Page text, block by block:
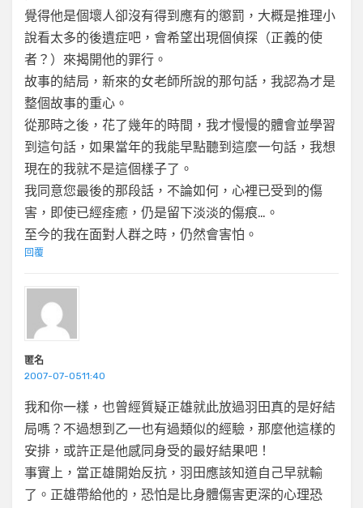
覺得他是個壞人卻沒有得到應有的懲罰，大概是推理小
說看太多的後遺症吧，會希望出現個偵探（正義的使
者？）來揭開他的罪行。
故事的結局，新來的女老師所說的那句話，我認為才是
整個故事的重心。
從那時之後，花了幾年的時間，我才慢慢的體會並學習
到這句話，如果當年的我能早點聽到這麼一句話，我想
現在的我就不是這個樣子了。
我同意您最後的那段話，不論如何，心裡已受到的傷
害，即使已經痊癒，仍是留下淡淡的傷痕…。
至今的我在面對人群之時，仍然會害怕。
回覆
匿名
2007-07-0511:40
我和你一樣，也曾經質疑正雄就此放過羽田真的是好結
局嗎？不過想到乙一也有過類似的經驗，那麼他這樣的
安排，或許正是他感同身受的最好結果吧！
事實上，當正雄開始反抗，羽田應該知道自己早就輸
了。正雄帶給他的，恐怕是比身體傷害更深的心理恐